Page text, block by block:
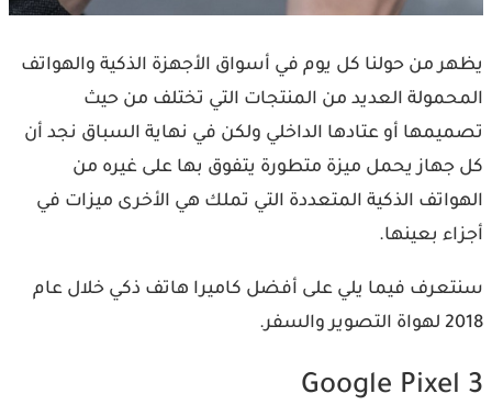
يظهر من حولنا كل يوم في أسواق الأجهزة الذكية والهواتف
المحمولة العديد من المنتجات التي تختلف من حيث
تصميمها أو عتادها الداخلي ولكن في نهاية السباق نجد أن
كل جهاز يحمل ميزة متطورة يتفوق بها على غيره من
الهواتف الذكية المتعددة التي تملك هي الأخرى ميزات في
أجزاء بعينها.
سنتعرف فيما يلي على أفضل كاميرا هاتف ذكي خلال عام
2018 لهواة التصوير والسفر.
Google Pixel 3